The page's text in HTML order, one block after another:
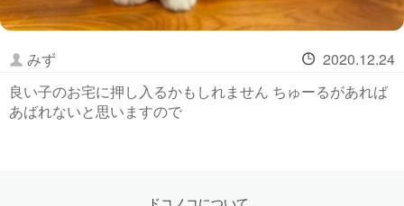
みず
2020.12.24
良い子のお宅に押し入るかもしれません ちゅーるがあれば
あばれないと思いますので